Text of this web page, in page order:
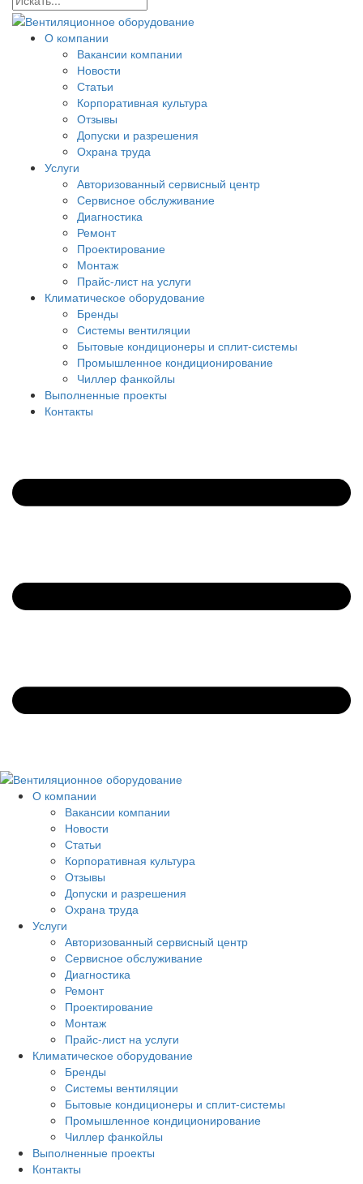
О компании
Вакансии компании
Новости
Статьи
Корпоративная культура
Отзывы
Допуски и разрешения
Охрана труда
Услуги
Авторизованный сервисный центр
Сервисное обслуживание
Диагностика
Ремонт
Проектирование
Монтаж
Прайс-лист на услуги
Климатическое оборудование
Бренды
Системы вентиляции
Бытовые кондиционеры и сплит-системы
Промышленное кондиционирование
Чиллер фанкойлы
Выполненные проекты
Контакты
О компании
Вакансии компании
Новости
Статьи
Корпоративная культура
Отзывы
Допуски и разрешения
Охрана труда
Услуги
Авторизованный сервисный центр
Сервисное обслуживание
Диагностика
Ремонт
Проектирование
Монтаж
Прайс-лист на услуги
Климатическое оборудование
Бренды
Системы вентиляции
Бытовые кондиционеры и сплит-системы
Промышленное кондиционирование
Чиллер фанкойлы
Выполненные проекты
Контакты